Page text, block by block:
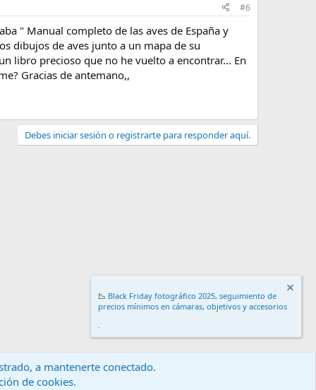
#6
" Manual completo de las aves de España y
dibujos de aves junto a un mapa de su
libro precioso que no he vuelto a encontrar... En
Gracias de antemano,,
Debes iniciar sesión o registrarte para responder aquí.
y reglas
📉 Black Friday fotográfico 2025, seguimiento de
precios mínimos en cámaras, objetivos y accesorios
.
a mantenerte conectado.
de cookies.